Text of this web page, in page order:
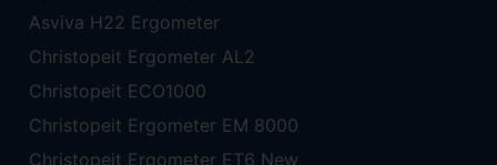
Asviva H22 Ergometer
Christopeit Ergometer AL2
Christopeit ECO1000
Christopeit Ergometer EM 8000
Christopeit Ergometer ET6 New